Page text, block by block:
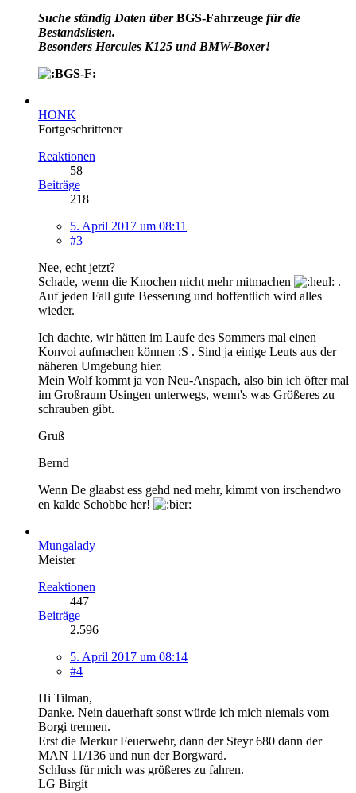
Suche ständig Daten überBGS-Fahrzeuge für die
Bestandslisten.
Besonders Hercules K125 und BMW-Boxer!
HONK
Fortgeschrittener
Reaktionen
58
Beiträge
218
5. April 2017 um 08:11
#3
Nee, echt jetzt?
Schade, wenn die Knochen nicht mehr mitmachen
.
Auf jeden Fall gute Besserung und hoffentlich wird alles
wieder.
Ich dachte, wir hätten im Laufe des Sommers mal einen
Konvoi aufmachen können :S . Sind ja einige Leuts aus der
näheren Umgebung hier.
Mein Wolf kommt ja von Neu-Anspach, also bin ich öfter mal
im Großraum Usingen unterwegs, wenn's was Größeres zu
schrauben gibt.
Gruß
Bernd
Wenn De glaabst ess gehd ned mehr, kimmt von irschendwo
en kalde Schobbe her!
Mungalady
Meister
Reaktionen
447
Beiträge
2.596
5. April 2017 um 08:14
#4
Hi Tilman,
Danke. Nein dauerhaft sonst würde ich mich niemals vom
Borgi trennen.
Erst die Merkur Feuerwehr, dann der Steyr 680 dann der
MAN 11/136 und nun der Borgward.
Schluss für mich was größeres zu fahren.
LG Birgit